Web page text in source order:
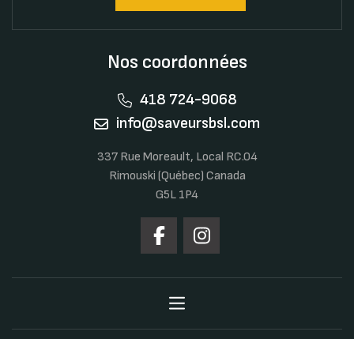
Nos coordonnées
418 724-9068
info@saveursbsl.com
337 Rue Moreault, Local RC.04
Rimouski (Québec) Canada
G5L 1P4